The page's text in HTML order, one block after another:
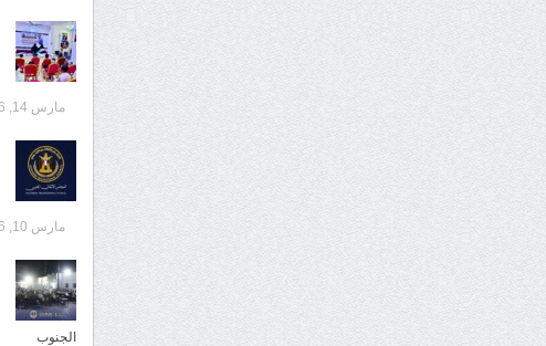
مارس 14, 2026
مارس 10, 2026
الجنوب